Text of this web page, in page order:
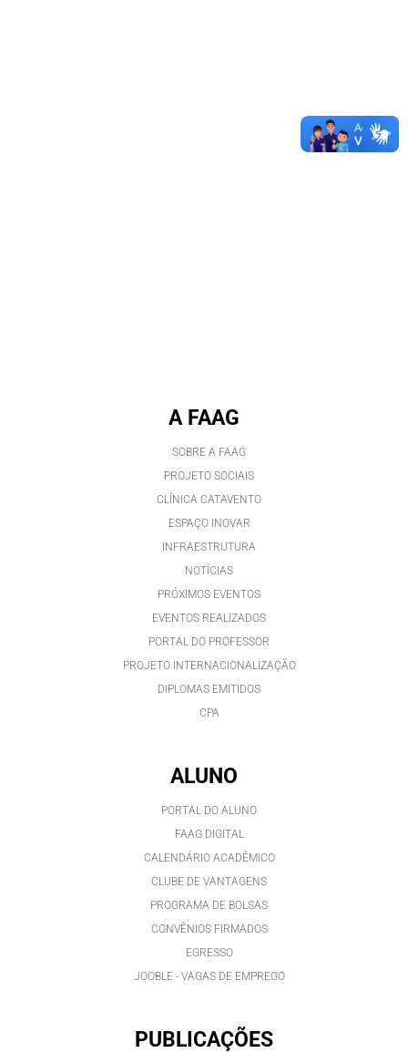
A FAAG
SOBRE A FAAG
PROJETO SOCIAIS
CLÍNICA CATAVENTO
ESPAÇO INOVAR
INFRAESTRUTURA
NOTÍCIAS
PRÓXIMOS EVENTOS
EVENTOS REALIZADOS
PORTAL DO PROFESSOR
PROJETO INTERNACIONALIZAÇÃO
DIPLOMAS EMITIDOS
CPA
ALUNO
PORTAL DO ALUNO
FAAG DIGITAL
CALENDÁRIO ACADÊMICO
CLUBE DE VANTAGENS
PROGRAMA DE BOLSAS
CONVÊNIOS FIRMADOS
EGRESSO
JOOBLE - VAGAS DE EMPREGO
PUBLICAÇÕES